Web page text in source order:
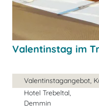
Valentinstag im
Valentinstagangebot,
Hotel Trebeltal,
Demmin